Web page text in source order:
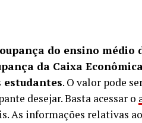
do ensino médio
da Caixa
estudantes. O valor pode
desejar. Basta acessar o
As informações relativas